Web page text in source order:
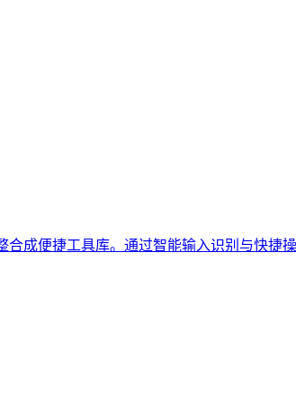
成便捷工具库。通过智能输入识别与快捷